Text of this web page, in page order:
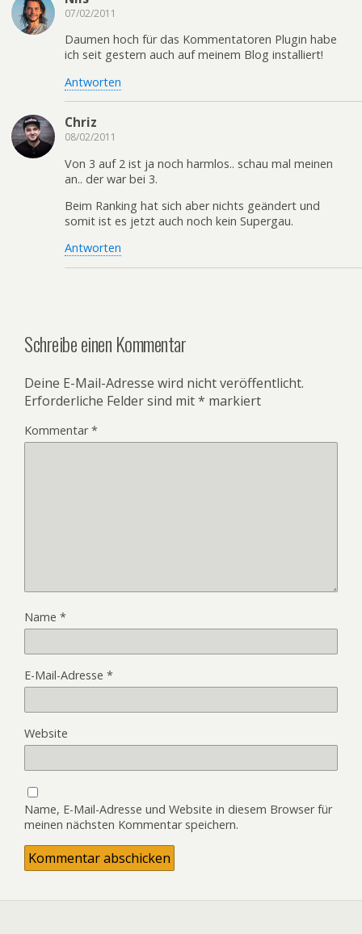
07/02/2011
Daumen hoch für das Kommentatoren Plugin habe
ich seit gestern auch auf meinem Blog installiert!
Antworten
Chriz
08/02/2011
Von 3 auf 2 ist ja noch harmlos.. schau mal meinen
an.. der war bei 3.
Beim Ranking hat sich aber nichts geändert und
somit ist es jetzt auch noch kein Supergau.
Antworten
Schreibe einen Kommentar
Deine E-Mail-Adresse wird nicht veröffentlicht.
Erforderliche Felder sind mit* markiert
Kommentar*
Name *
E-Mail-Adresse *
Website
Name, E-Mail-Adresse und Website in diesem Browser für
meinen nächsten Kommentar speichern.